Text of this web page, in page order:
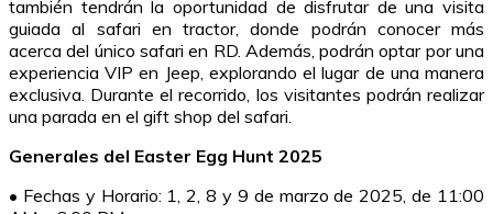
también tendrán la oportunidad de disfrutar de una visita
guiada al safari en tractor, donde podrán conocer más
acerca del único safari en RD. Además, podrán optar por una
experiencia VIP en Jeep, explorando el lugar de una manera
exclusiva. Durante el recorrido, los visitantes podrán realizar
una parada en el gift shop del safari.
Generales del Easter Egg Hunt 2025
• Fechas y Horario: 1, 2, 8 y 9 de marzo de 2025, de 11:00